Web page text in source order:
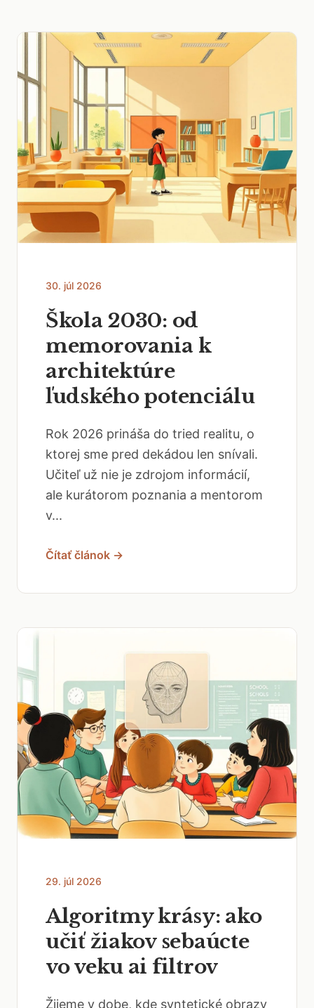
30. júl 2026
Škola 2030: od
memorovania k
architektúre
ľudského potenciálu
Rok 2026 prináša do tried realitu, o
ktorej sme pred dekádou len snívali.
Učiteľ už nie je zdrojom informácií,
ale kurátorom poznania a mentorom
v...
Čítať článok →
29. júl 2026
Algoritmy krásy: ako
učiť žiakov sebaúcte
vo veku ai filtrov
Žijeme v dobe, kde syntetické obrazy